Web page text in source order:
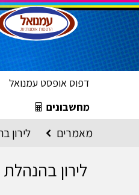
דפוס אופסט עמנואל
מחשבונים
מאמרים לירון
לירון